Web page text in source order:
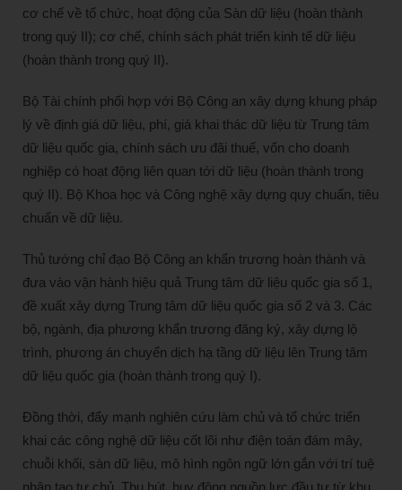
cơ chế về tổ chức, hoạt động của Sàn dữ liệu (hoàn thành
trong quý II); cơ chế, chính sách phát triển kinh tế dữ liệu
(hoàn thành trong quý II).
Bộ Tài chính phối hợp với Bộ Công an xây dựng khung pháp
lý về định giá dữ liệu, phí, giá khai thác dữ liệu từ Trung tâm
dữ liệu quốc gia, chính sách ưu đãi thuế, vốn cho doanh
nghiệp có hoạt động liên quan tới dữ liệu (hoàn thành trong
quý II). Bộ Khoa học và Công nghệ xây dựng quy chuẩn, tiêu
chuẩn về dữ liệu.
Thủ tướng chỉ đạo Bộ Công an khẩn trương hoàn thành và
đưa vào vận hành hiệu quả Trung tâm dữ liệu quốc gia số 1,
đề xuất xây dựng Trung tâm dữ liệu quốc gia số 2 và 3. Các
bộ, ngành, địa phương khẩn trương đăng ký, xây dựng lộ
trình, phương án chuyển dịch hạ tầng dữ liệu lên Trung tâm
dữ liệu quốc gia (hoàn thành trong quý I).
Đồng thời, đẩy mạnh nghiên cứu làm chủ và tổ chức triển
khai các công nghệ dữ liệu cốt lõi như điện toán đám mây,
chuỗi khối, sàn dữ liệu, mô hình ngôn ngữ lớn gắn với trí tuệ
nhân tạo tự chủ. Thu hút, huy động nguồn lực đầu tư từ khu